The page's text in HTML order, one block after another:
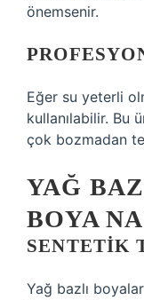
önemsenir.
Eğer su yeterli
kullanılabilir. Bu
çok bozmadan
YAĞ
BOYA
SENTETIK
Yağ bazlı